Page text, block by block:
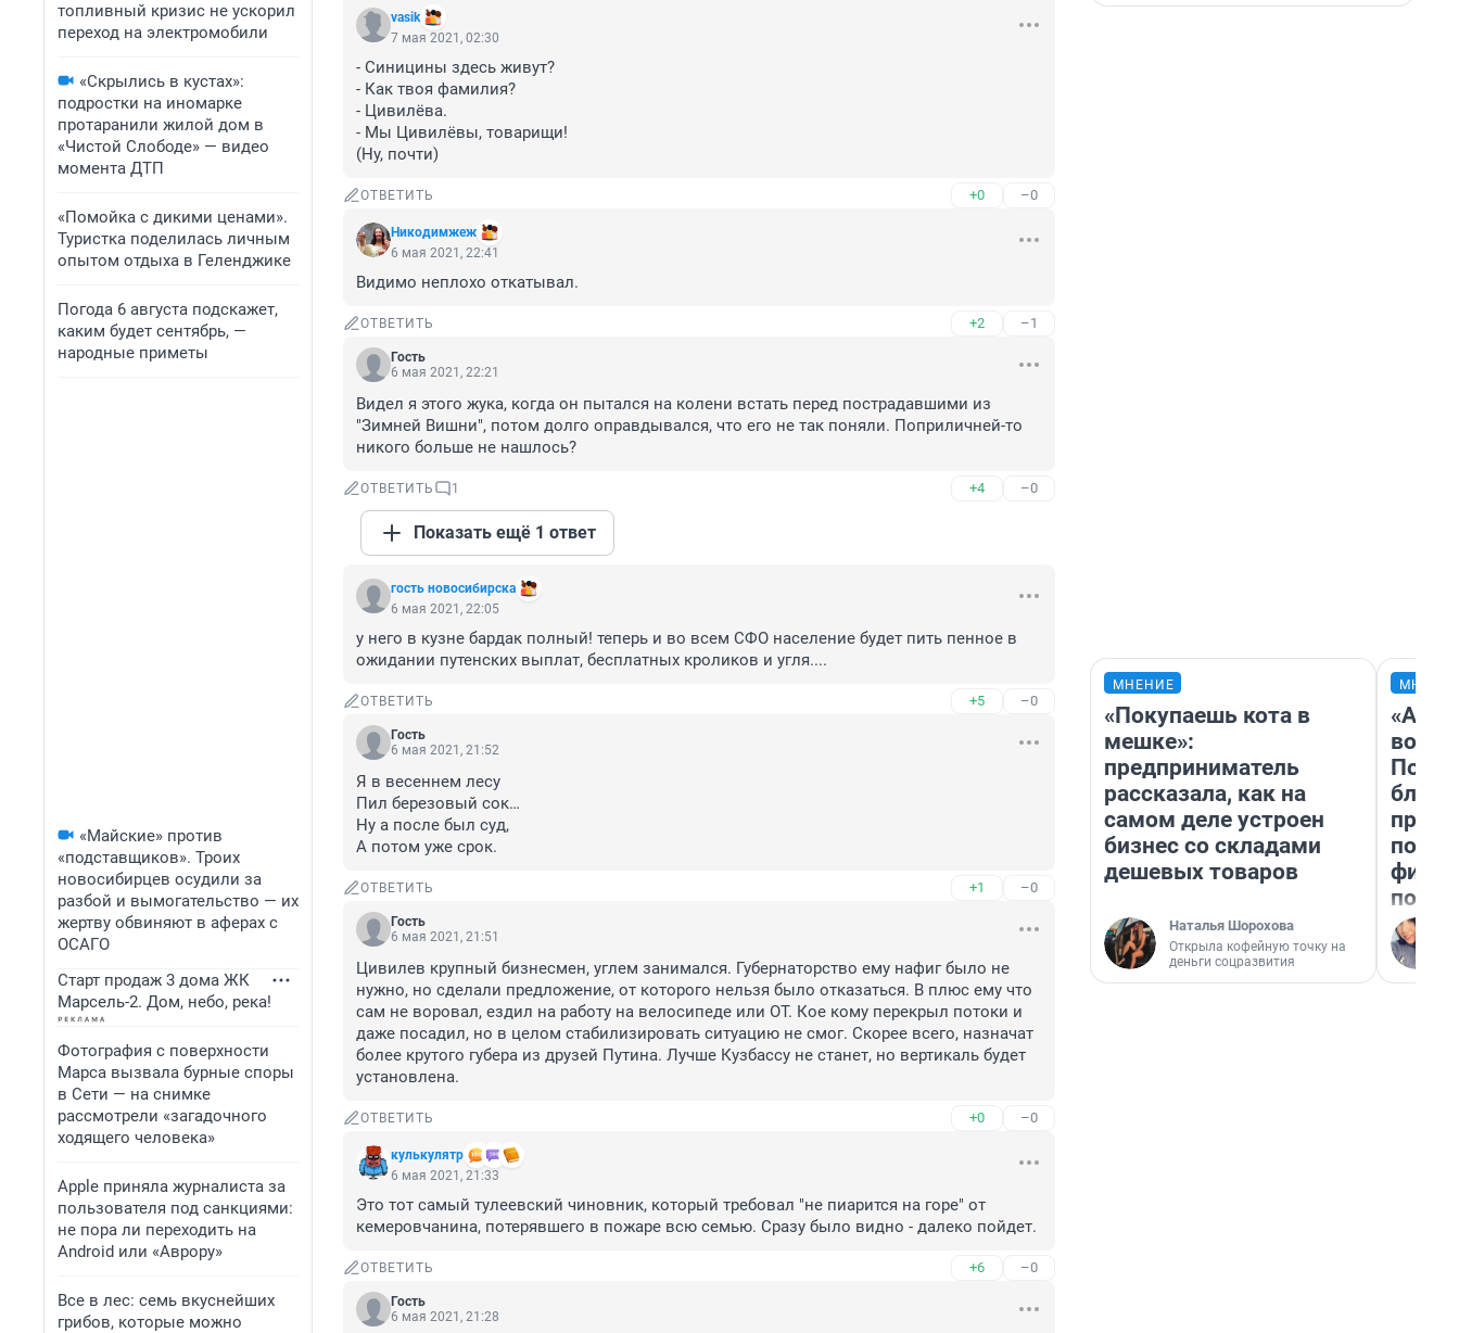
топливный кризис не ускорил
переход на электромобили
«Скрылись в кустах»:
подростки на иномарке
протаранили жилой дом в
«Чистой Слободе» — видео
момента ДТП
«Помойка с дикими ценами».
Туристка поделилась личным
опытом отдыха в Геленджике
Погода 6 августа подскажет,
каким будет сентябрь, —
народные приметы
«Майские» против
«подставщиков». Троих
новосибирцев осудили за
разбой и вымогательство — их
жертву обвиняют в аферах с
ОСАГО
Старт продаж 3 дома ЖК
Марсель-2. Дом, небо, река!
Фотография с поверхности
Марса вызвала бурные споры
в Сети — на снимке
рассмотрели «загадочного
ходящего человека»
Apple приняла журналиста за
пользователя под санкциями:
не пора ли переходить на
Android или «Аврору»
Все в лес: семь вкуснейших
грибов, которые можно
vasik
7 мая 2021, 02:30
- Синицины здесь живут?
- Как твоя фамилия?
- Цивилёва.
- Мы Цивилёвы, товарищи!
(Ну, почти)
ОТВЕТИТЬ +0 –0
Никодимжеж
6 мая 2021, 22:41
Видимо неплохо откатывал.
ОТВЕТИТЬ +2 –1
Гость
6 мая 2021, 22:21
Видел я этого жука, когда он пытался на колени встать перед пострадавшими из
"Зимней Вишни", потом долго оправдывался, что его не так поняли. Поприличней-то
никого больше не нашлось?
ОТВЕТИТЬ 1 +4 –0
Показать ещё 1 ответ
гость новосибирска
6 мая 2021, 22:05
у него в кузне бардак полный! теперь и во всем СФО население будет пить пенное в
ожидании путенских выплат, бесплатных кроликов и угля....
ОТВЕТИТЬ +5 –0
Гость
6 мая 2021, 21:52
Я в весеннем лесу
Пил березовый сок…
Ну а после был суд,
А потом уже срок.
ОТВЕТИТЬ +1 –0
Гость
6 мая 2021, 21:51
Цивилев крупный бизнесмен, углем занимался. Губернаторство ему нафиг было не
нужно, но сделали предложение, от которого нельзя было отказаться. В плюс ему что
сам не воровал, ездил на работу на велосипеде или ОТ. Кое кому перекрыл потоки и
даже посадил, но в целом стабилизировать ситуацию не смог. Скорее всего, назначат
более крутого губера из друзей Путина. Лучше Кузбассу не станет, но вертикаль будет
установлена.
ОТВЕТИТЬ +0 –0
кулькулятр
6 мая 2021, 21:33
Это тот самый тулеевский чиновник, который требовал "не пиарится на горе" от
кемеровчанина, потерявшего в пожаре всю семью. Сразу было видно - далеко пойдет.
ОТВЕТИТЬ +6 –0
Гость
6 мая 2021, 21:28
МНЕНИЕ
«Покупаешь кота в
мешке»:
предприниматель
рассказала, как на
самом деле устроен
бизнес со складами
дешевых товаров
Наталья Шорохова
Открыла кофейную точку на
деньги соцразвития
вот